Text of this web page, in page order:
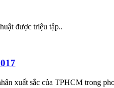
được triệu tập..
xuất sắc của TPHCM trong